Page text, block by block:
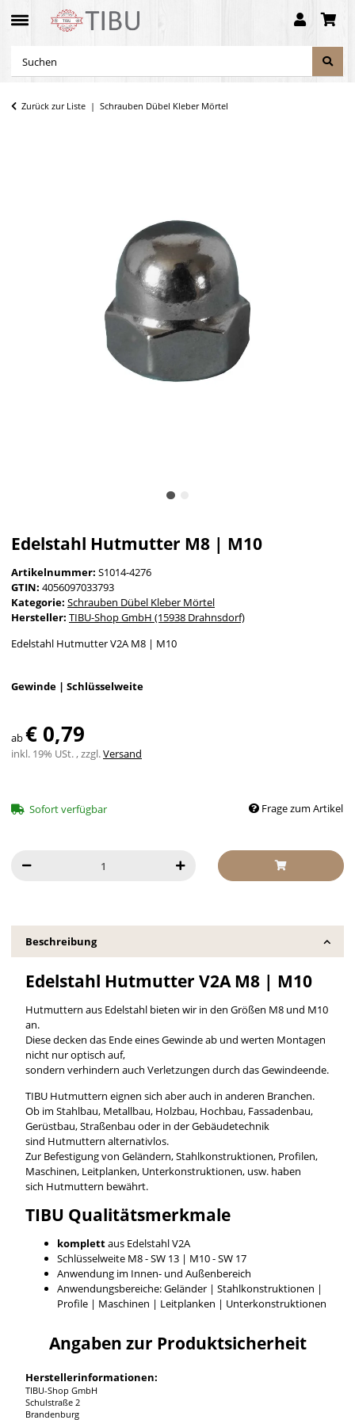
Zurück zur Liste Schrauben Dübel Kleber Mörtel
Edelstahl Hutmutter M8 | M10
Artikelnummer: S1014-4276
GTIN: 4056097033793
Kategorie: Schrauben Dübel Kleber Mörtel
Hersteller: TIBU-Shop GmbH (15938 Drahnsdorf)
Edelstahl Hutmutter V2A M8 | M10
Gewinde | Schlüsselweite
ab€ 0,79
inkl. 19% USt. , zzgl.Versand
Sofort verfügbar Frage zum Artikel
Beschreibung
Edelstahl Hutmutter V2A M8 | M10
Hutmuttern aus Edelstahl bieten wir in den Größen M8 und M10
an.
Diese decken das Ende eines Gewinde ab und werten Montagen
nicht nur optisch auf,
sondern verhindern auch Verletzungen durch das Gewindeende.
TIBU Hutmuttern eignen sich aber auch in anderen Branchen.
Ob im Stahlbau, Metallbau, Holzbau, Hochbau, Fassadenbau,
Gerüstbau, Straßenbau oder in der Gebäudetechnik
sind Hutmuttern alternativlos.
Zur Befestigung von Geländern, Stahlkonstruktionen, Profilen,
Maschinen, Leitplanken, Unterkonstruktionen, usw. haben
sich Hutmuttern bewährt.
TIBU Qualitätsmerkmale
komplettaus Edelstahl V2A
Schlüsselweite M8 - SW 13 | M10 - SW 17
Anwendung im Innen- und Außenbereich
Anwendungsbereiche: Geländer | Stahlkonstruktionen |
Profile | Maschinen | Leitplanken | Unterkonstruktionen
Angaben zur Produktsicherheit
Herstellerinformationen:
TIBU-Shop GmbH
Schulstraße 2
Brandenburg